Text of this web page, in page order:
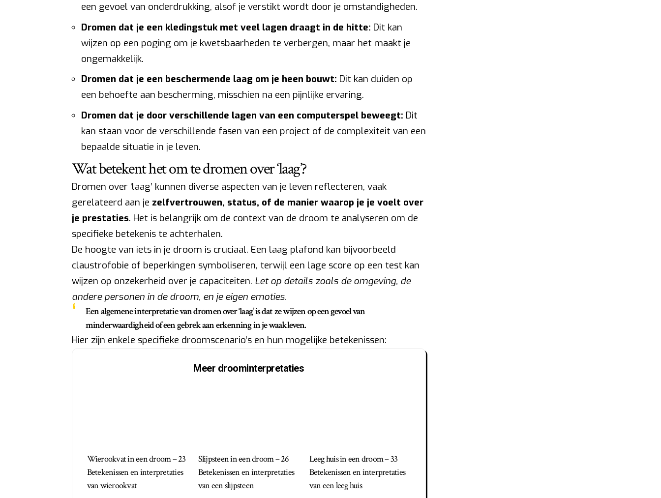
een gevoel van onderdrukking, alsof je verstikt wordt door je omstandigheden.
Dromen dat je een kledingstuk met veel lagen draagt in de hitte: Dit kan
wijzen op een poging om je kwetsbaarheden te verbergen, maar het maakt je
ongemakkelijk.
Dromen dat je een beschermende laag om je heen bouwt: Dit kan duiden op
een behoefte aan bescherming, misschien na een pijnlijke ervaring.
Dromen dat je door verschillende lagen van een computerspel beweegt: Dit
kan staan voor de verschillende fasen van een project of de complexiteit van een
bepaalde situatie in je leven.
Wat betekent het om te dromen over ‘laag’?
Dromen over ‘laag’ kunnen diverse aspecten van je leven reflecteren, vaak
gerelateerd aan je zelfvertrouwen, status, of de manier waarop je je voelt over
je prestaties. Het is belangrijk om de context van de droom te analyseren om de
specifieke betekenis te achterhalen.
De hoogte van iets in je droom is cruciaal. Een laag plafond kan bijvoorbeeld
claustrofobie of beperkingen symboliseren, terwijl een lage score op een test kan
wijzen op onzekerheid over je capaciteiten. Let op details zoals de omgeving, de
andere personen in de droom, en je eigen emoties.
Een algemene interpretatie van dromen over ‘laag’ is dat ze wijzen op een gevoel van
minderwaardigheid of een gebrek aan erkenning in je waakleven.
Hier zijn enkele specifieke droomscenario’s en hun mogelijke betekenissen:
Meer droominterpretaties
Wierookvat in een droom – 23
Betekenissen en interpretaties
van wierookvat
Slijpsteen in een droom – 26
Betekenissen en interpretaties
van een slijpsteen
Leeg huis in een droom – 33
Betekenissen en interpretaties
van een leeg huis